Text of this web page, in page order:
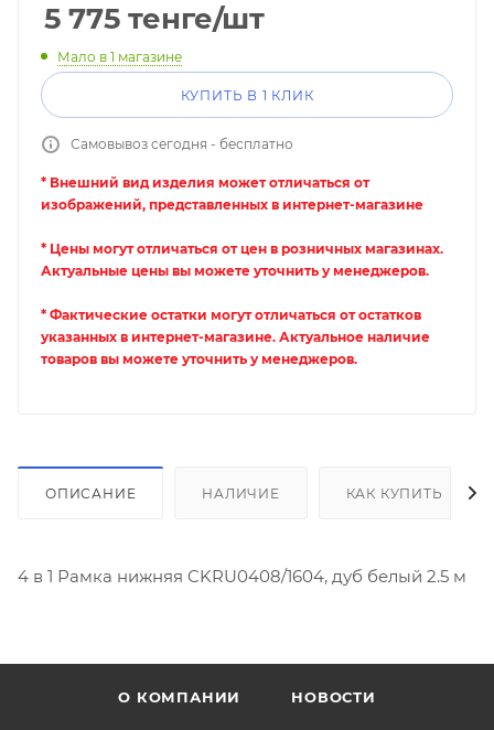
5 775 тенге/шт
Мало в 1 магазине
КУПИТЬ В 1 КЛИК
Самовывоз сегодня - бесплатно
* Внешний вид изделия может отличаться от
изображений, представленных в интернет-магазине
* Цены могут отличаться от цен в розничных магазинах.
Актуальные цены вы можете уточнить у менеджеров.
* Фактические остатки могут отличаться от остатков
указанных в интернет-магазине. Актуальное наличие
товаров вы можете уточнить у менеджеров.
ОПИСАНИЕ НАЛИЧИЕ КАК КУПИТЬ
4 в 1 Рамка нижняя CKRU0408/1604, дуб белый 2.5 м
О КОМПАНИИ НОВОСТИ